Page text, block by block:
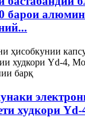
барои
худкори Yd-